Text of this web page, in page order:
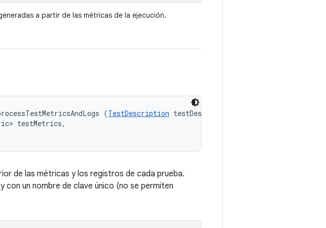
a partir de las métricas de la ejecución.
(TestDescription testDescription,
testMetrics,
de las métricas y los registros de cada prueba.
un nombre de clave único (no se permiten